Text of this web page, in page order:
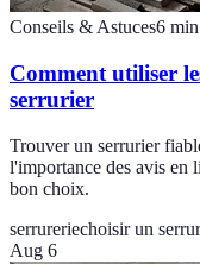
Conseils & Astuces6 min
Comment utiliser
serrurier
Trouver un serrurier
l'importance des avis en
bon choix.
serrureriechoisir un
Aug 6